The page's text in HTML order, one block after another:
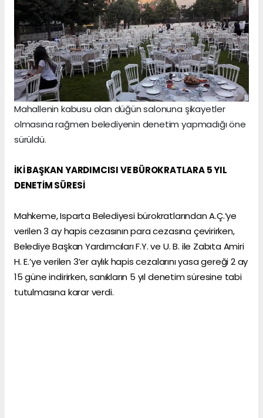
Mahallenin kabusu olan düğün salonuna şikayetler
olmasına rağmen belediyenin denetim yapmadığı öne
sürüldü.
İKİ BAŞKAN YARDIMCISI VE BÜROKRATLARA 5 YIL
DENETİM SÜRESİ
Mahkeme, Isparta Belediyesi bürokratlarından A.Ç.’ye
verilen 3 ay hapis cezasının para cezasına çevirirken,
Belediye Başkan Yardımcıları F.Y. ve U. B. ile Zabıta Amiri
H. E.’ye verilen 3’er aylık hapis cezalarını yasa gereği 2 ay
15 güne indirirken, sanıkların 5 yıl denetim süresine tabi
tutulmasına karar verdi.